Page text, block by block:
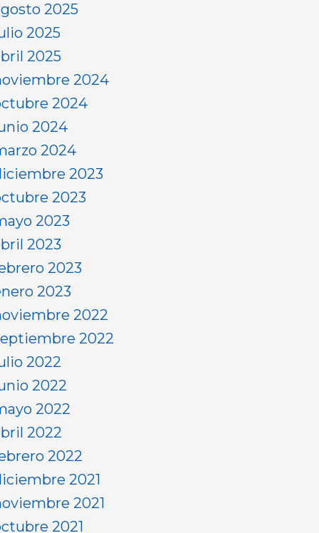
2025
2025
2025
2024
2024
2024
2024
2023
2023
2023
2023
2023
2023
2022
2022
2022
2022
2022
2022
2022
2021
2021
2021